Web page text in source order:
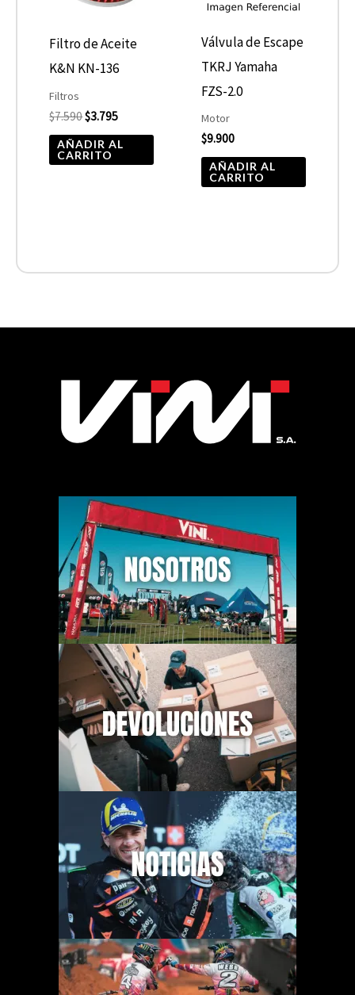
Filtro de Aceite
K&N KN-136
Filtros
$7.590$3.795
AÑADIR AL
CARRITO
Válvula de Escape
TKRJ Yamaha
FZS-2.0
Motor
$9.900
AÑADIR AL
CARRITO